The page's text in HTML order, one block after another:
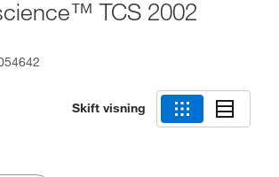
TCS 2002
Skift visning